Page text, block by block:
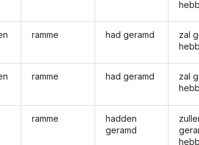
ramme
ramme
ramme
had geramd
had geramd
hadden
geramd
zal
zal